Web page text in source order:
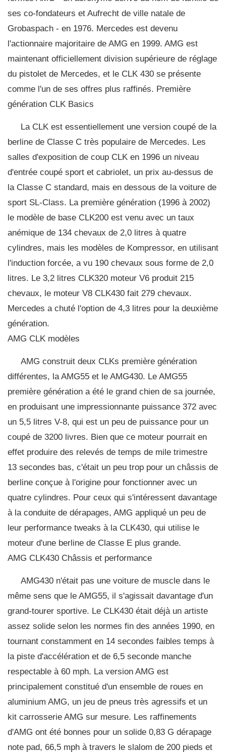
ses co-fondateurs et Aufrecht de ville natale de
Grobaspach - en 1976. Mercedes est devenu
l'actionnaire majoritaire de AMG en 1999. AMG est
maintenant officiellement division supérieure de réglage
du pistolet de Mercedes, et le CLK 430 se présente
comme l'un de ses offres plus raffinés. Première
génération CLK Basics
La CLK est essentiellement une version coupé de la
berline de Classe C très populaire de Mercedes. Les
salles d'exposition de coup CLK en 1996 un niveau
d'entrée coupé sport et cabriolet, un prix au-dessus de
la Classe C standard, mais en dessous de la voiture de
sport SL-Class. La première génération (1996 à 2002)
le modèle de base CLK200 est venu avec un taux
anémique de 134 chevaux de 2,0 litres à quatre
cylindres, mais les modèles de Kompressor, en utilisant
l'induction forcée, a vu 190 chevaux sous forme de 2,0
litres. Le 3,2 litres CLK320 moteur V6 produit 215
chevaux, le moteur V8 CLK430 fait 279 chevaux.
Mercedes a chuté l'option de 4,3 litres pour la deuxième
génération.
AMG CLK modèles
AMG construit deux CLKs première génération
différentes, la AMG55 et le AMG430. Le AMG55
première génération a été le grand chien de sa journée,
en produisant une impressionnante puissance 372 avec
un 5,5 litres V-8, qui est un peu de puissance pour un
coupé de 3200 livres. Bien que ce moteur pourrait en
effet produire des relevés de temps de mile trimestre
13 secondes bas, c'était un peu trop pour un châssis de
berline conçue à l'origine pour fonctionner avec un
quatre cylindres. Pour ceux qui s'intéressent davantage
à la conduite de dérapages, AMG appliqué un peu de
leur performance tweaks à la CLK430, qui utilise le
moteur d'une berline de Classe E plus grande.
AMG CLK430 Châssis et performance
AMG430 n'était pas une voiture de muscle dans le
même sens que le AMG55, il s'agissait davantage d'un
grand-tourer sportive. Le CLK430 était déjà un artiste
assez solide selon les normes fin des années 1990, en
tournant constamment en 14 secondes faibles temps à
la piste d'accélération et de 6,5 seconde manche
respectable à 60 mph. La version AMG est
principalement constitué d'un ensemble de roues en
aluminium AMG, un jeu de pneus très agressifs et un
kit carrosserie AMG sur mesure. Les raffinements
d'AMG ont été bonnes pour un solide 0,83 G dérapage
note pad, 66,5 mph à travers le slalom de 200 pieds et